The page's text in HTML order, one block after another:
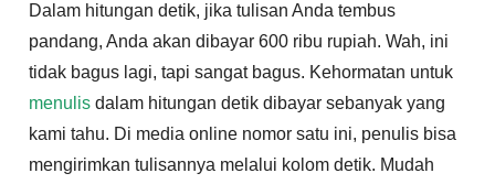
Dalam hitungan detik, jika tulisan Anda tembus
pandang, Anda akan dibayar 600 ribu rupiah. Wah, ini
tidak bagus lagi, tapi sangat bagus. Kehormatan untuk
menulis dalam hitungan detik dibayar sebanyak yang
kami tahu. Di media online nomor satu ini, penulis bisa
mengirimkan tulisannya melalui kolom detik. Mudah